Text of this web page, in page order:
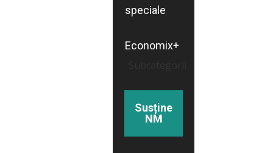
speciale
Economix+
Susține
NM